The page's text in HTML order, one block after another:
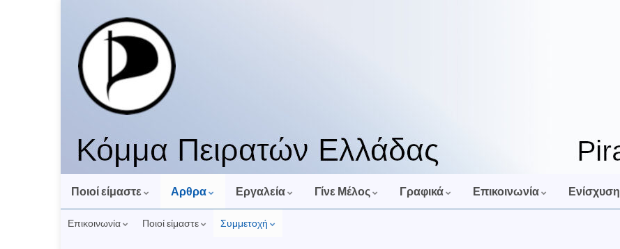
Ποιοί είμαστε Αρθρα Εργαλεία Γίνε Μέλος Γραφικά Επικοινωνία Ενίσχυση
Επικοινωνία Ποιοί είμαστε Συμμετοχή